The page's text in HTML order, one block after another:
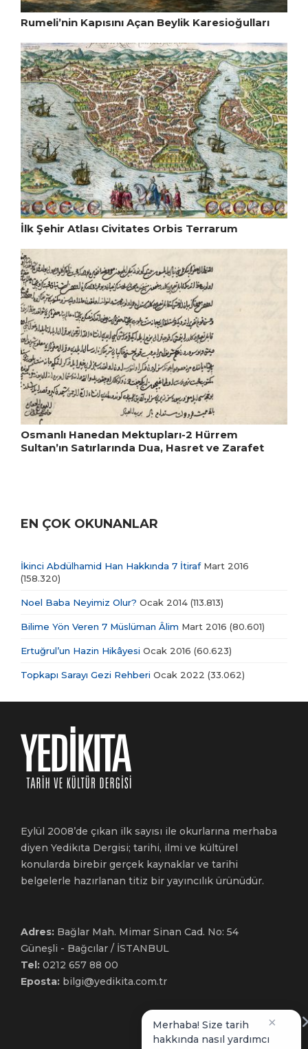
Rumeli’nin Kapısını Açan Beylik Karesioğulları
İlk Şehir Atlası Civitates Orbis Terrarum
Osmanlı Hanedan Mektupları-2 Hürrem
Sultan’ın Satırlarında Dua, Hasret ve Zarafet
EN ÇOK OKUNANLAR
İkinci Abdülhamid Han Hakkında 7 İtirafMart 2016
(158.320)
Noel Baba Neyimiz Olur? Ocak 2014 (113.813)
Bilime Yön Veren 7 Müslüman Âlim Mart 2016 (80.601)
Ertuğrul’un Hazin Hikâyesi Ocak 2016 (60.623)
Topkapı Sarayı Gezi Rehberi Ocak 2022 (33.062)
Eylül 2008’de çıkan ilk sayısı ile okurlarına merhaba
diyen Yedikıta Dergisi; tarihi, ilmi ve kültürel
konularda birebir gerçek kaynaklar ve tarihi
belgelerle hazırlanan titiz bir yayıncılık ürünüdür.
Adres: Bağlar Mah. Mimar Sinan Cad. No: 54
Güneşli - Bağcılar / İSTANBUL
Tel: 0212 657 88 00
Eposta: bilgi@yedikita.com.tr
×
Merhaba! Size tarih
hakkında nasıl yardımcı